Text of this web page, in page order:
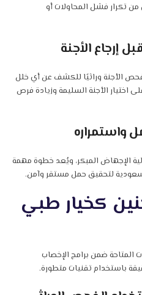
تكرار فشل المحاولات أو
إرجاع الأجنة
الأجنة وراثيًا للكشف عن أي خلل
الأجنة السليمة وزيادة فرص
واستمراره
الإجهاض المبكر، ويُعد خطوة مهمة
لتحقيق حمل مستقر وآمن.
كخيار طبي
المتاحة ضمن برامج الإخصاب
باستخدام تقنيات متطورة.